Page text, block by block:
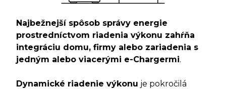
Najbežnejší spôsob správy energie
prostredníctvom riadenia výkonu zahŕňa
integráciu domu, firmy alebo zariadenia s
jedným alebo viacerými e-Chargermi.
Dynamické riadenie výkonu je pokročilá